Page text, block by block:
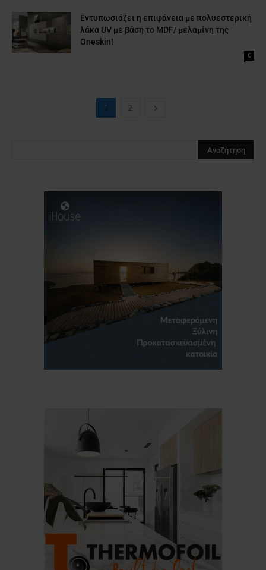
Εντυπωσιάζει η επιφάνεια με πολυεστερική
λάκα UV με βάση το MDF/ μελαμίνη της
Oneskin!
0
1 2
newsletter μας!
Γράψτε εδώ το email σας